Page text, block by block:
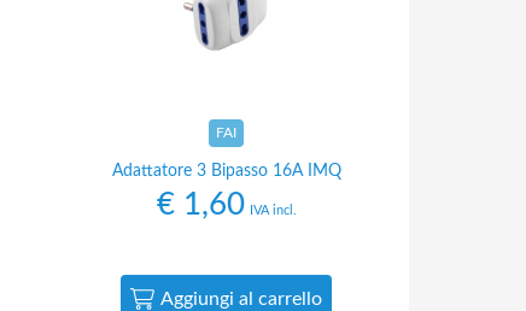
FAI
Adattatore 3 Bipasso 16A IMQ
€1,60 IVA incl.
Aggiungi al carrello